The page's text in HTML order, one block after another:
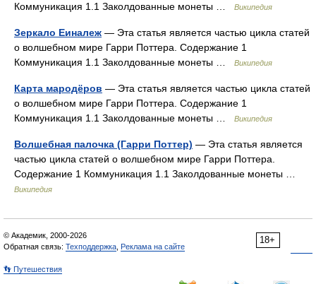
Коммуникация 1.1 Заколдованные монеты …
Википедия
Зеркало Еиналеж — Эта статья является частью цикла статей
о волшебном мире Гарри Поттера. Содержание 1
Коммуникация 1.1 Заколдованные монеты …
Википедия
Карта мародёров — Эта статья является частью цикла статей
о волшебном мире Гарри Поттера. Содержание 1
Коммуникация 1.1 Заколдованные монеты …
Википедия
Волшебная палочка (Гарри Поттер) — Эта статья является
частью цикла статей о волшебном мире Гарри Поттера.
Содержание 1 Коммуникация 1.1 Заколдованные монеты …
Википедия
18+
© Академик, 2000-2026
Обратная связь: Техподдержка Реклама на сайте
👣 Путешествия